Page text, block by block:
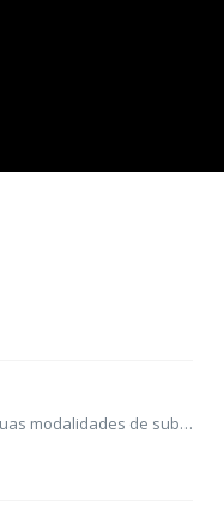
Na Filmin tens à tua disposição duas modalidades de subscrição: a subscrição mensal (6,95€) e a subscrição anual (55€). Com elas poderás ver quantas vezes q...